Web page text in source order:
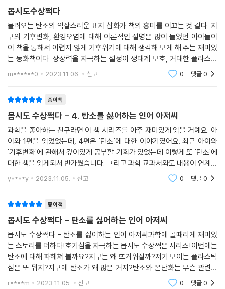
『몹시도 수상쩍다④-탄소를 싫어하는 인어 아저씨』는 다른 과학 동화와
차별화되어 호기심, 궁금증을 풀어나갈 때 궁금한 건 직접 그것이 되어 몸
으로 체험하고 실험해보며 실제 느끼는 과정을 통해 과학적 사실뿐 아니라
과학적 개념까지 쉽게 배우게 되고 놀라운 건 과학을 지루하고 어렵게만
느껴오던 어린이도 이 책을 읽는 재미에 빠져 있는 사이에 교과서에서 다
루는 내용이 촘촘히 흡수되어 나도 모르게 과학을 좋아하게 된다는 거지
요.게 배우며 탐구력과 문제해결 능력을 키워 가는 실험실 밖 진짜 과학 이
교과연계
3학년 1학기 5단원. 지구의 모습
3학년 2학기 3단원. 지표의 변화
4학년 1학기 2단원. 지층과 화석
4학년 2학기 5단원. 물의 여행
5학년 2학기 3단원. 날씨와 우리 생활
6학년 1학기 3단원. 여러 가지 기체
6학년 2학기 2단원. 계절의 변화
6학년 2학기 5단원. 에너지와 생활
몹시도수상쩍다
몰려오는 탄소의 익살스러운 표지 삽화가 책의 흥미를 이끄는 것 같다. 지
구의 기후변화, 환경오염에 대해 이론적인 설명은 많이 들었던 아이들이
이 책을 통해서 어렵지 않게 기후위기에 대해 생각해 보게 해 주는 재미있
는 동화책이다. 상상력을 자극하는 설정이 생태계 보호, 거대한 플라스틱
섬에 대해서도 자연스레 받아들이고 탄소중립, 기후위기, 전기에너지 , 신
m******0 2023.11.06. 신고 0 댓글0
종이책
몹시도 수상쩍다 - 4. 탄소를 싫어하는 인어 아저씨
과학을 좋아하는 친구라면 이 책 시리즈를 아주 재미있게 읽을 거예요. 아
이와 1편을 읽었었는데, 4편은 '탄소'에 대한 이야기였어요. 최근 아이와
'기후변화'에 관해서 깊이있게 공부할 기회가 있었는데 이렇게 또 '탄소'에
대한 책을 읽게되서 반가웠습니다. 그리고 과학 교과서와도 내용이 연계되
어 있어서 필독서로 추천드려요. 목차를 살펴볼게요. 탄소 중립, 기후 위기,
전기
y****y 2023.11.05. 신고 0 댓글0
종이책
몹시도 수상쩍다 - 탄소를 싫어하는 인어 아저씨
몹시도 수상쩍다 - 탄소를 싫어하는 인어 아저씨과학에 골때리게 재미있
는 스토리를 더하다!호기심을 자극하는 몹시도 수상쩍은 시리즈!이번에는
탄소에 대해 파헤쳐 볼까요?지구는 왜 뜨거워질까?저기 보이는 플라스틱
섬은 또 뭐지?지구에 탄소가 왜 많은 거지?탄소와 온난화는 무슨 관련이
있는 걸까?지구의 대기 중, 열을 가두고 지구의 온도를 높이는 가스를 말
r****m 2023.11.05. 신고 0 댓글0